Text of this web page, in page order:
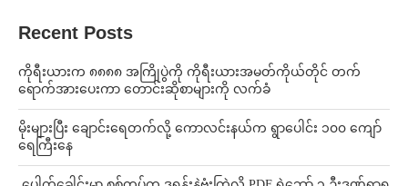
Recent Posts
ကိုရီးယားက ၈၈၈၈ အကြိုပွဲကို ကိုရီးယားအမတ်ကိုယ်တိုင် တက်
ရောက်အားပေးကာ တောင်းဆိုစာများကို လက်ခံ
⁨မိုးများပြီး ချောင်းရေတက်လို့ ကောလင်းနယ်က ရွာပေါင်း ၁၀၀ ကျော်
ရေကြီးနေ